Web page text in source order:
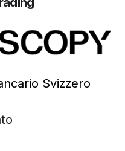
Svizzero